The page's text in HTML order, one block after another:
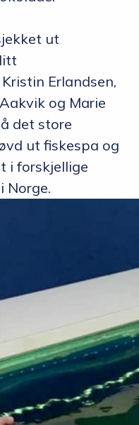
ut
Erlandsen,
og Marie
det store
ut fiskespa og
i forskjellige
Norge.